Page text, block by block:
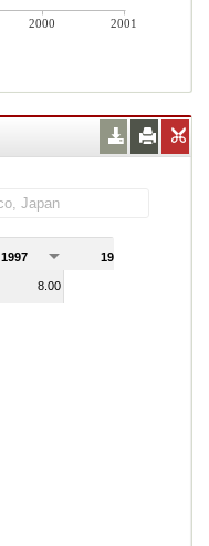
2000
2001
1997 1998
8.00